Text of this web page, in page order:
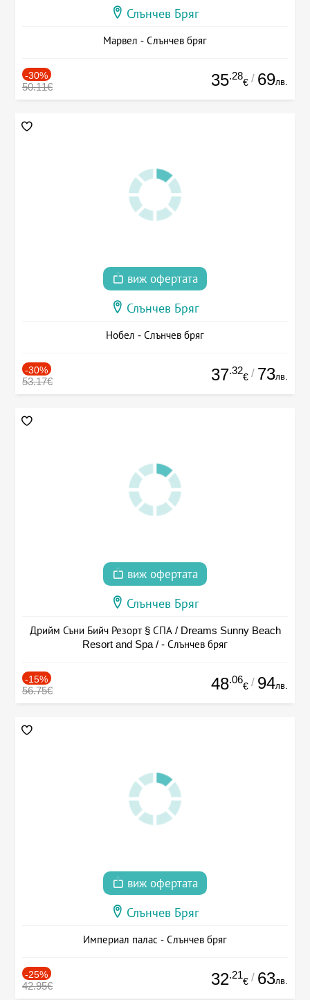
Слънчев Бряг
Марвел - Слънчев бряг
-30%
50.11€ 35.28
€ / 69лв.
виж офертата
Слънчев Бряг
Нобел - Слънчев бряг
-30%
53.17€ 37.32
€ / 73лв.
виж офертата
Слънчев Бряг
Дрийм Съни Бийч Резорт § СПА / Dreams Sunny Beach
Resort and Spa / - Слънчев бряг
-15%
56.75€ 48.06
€ / 94лв.
виж офертата
Слънчев Бряг
Империал палас - Слънчев бряг
-25%
42.95€ 32.21
€ / 63лв.